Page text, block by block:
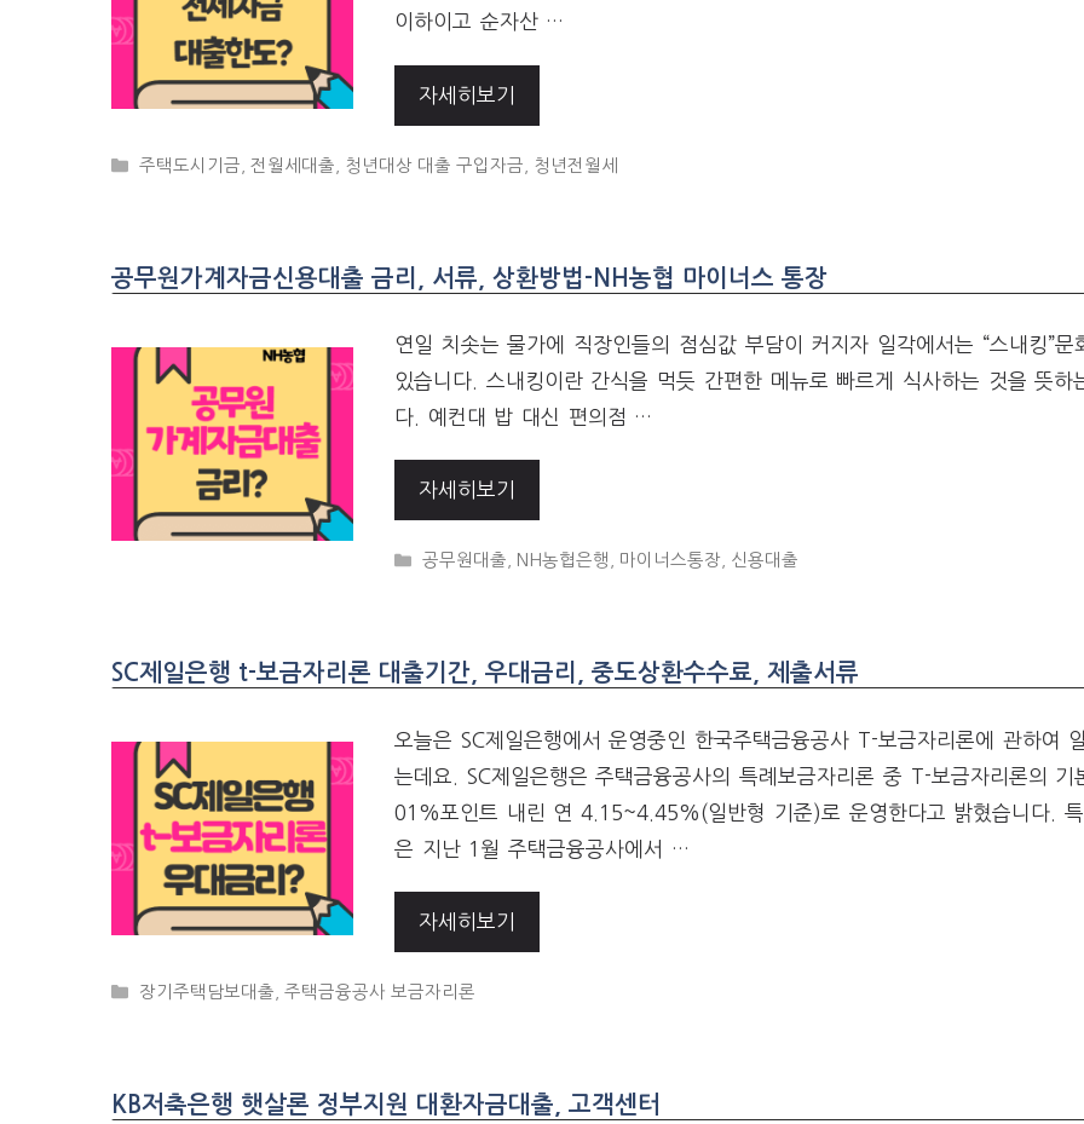
이하이고 순자산 …
자세히보기
CATEGORIES
주택도시기금 ,전월세대출 청년대상 대출 구입자금 청년전월세
공무원가계자금신용대출 금리, 서류, 상환방법-NH농협 마이너스 통장
연일 치솟는 물가에 직장인들의 점심값 부담이 커지자 일각에서는 “스내킹”문
있습니다. 스내킹이란 간식을 먹듯 간편한 메뉴로 빠르게 식사하는 것을 뜻하
다. 예컨대 밥 대신 편의점 …
자세히보기
CATEGORIES
공무원대출 NH농협은행 마이너스통장 신용대출
SC제일은행 t-보금자리론 대출기간, 우대금리, 중도상환수수료, 제출서류
오늘은 SC제일은행에서 운영중인 한국주택금융공사 T-보금자리론에 관하여
는데요. SC제일은행은 주택금융공사의 특례보금자리론 중 T-보금자리론의 기
01%포인트 내린 연 4.15~4.45%(일반형 기준)로 운영한다고 밝혔습니다. 특
은 지난 1월 주택금융공사에서 …
자세히보기
CATEGORIES
장기주택담보대출 ,주택금융공사 보금자리론
KB저축은행 햇살론 정부지원 대환자금대출, 고객센터